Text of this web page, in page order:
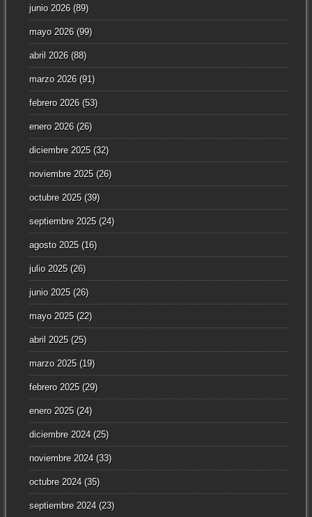
junio 2026(89)
mayo 2026(99)
abril 2026(88)
marzo 2026(91)
febrero 2026(53)
enero 2026(26)
diciembre 2025(32)
noviembre 2025(26)
octubre 2025(39)
septiembre 2025(24)
agosto 2025(16)
julio 2025(26)
junio 2025(26)
mayo 2025(22)
abril 2025(25)
marzo 2025(19)
febrero 2025(29)
enero 2025(24)
diciembre 2024(25)
noviembre 2024(33)
octubre 2024(35)
septiembre 2024(23)